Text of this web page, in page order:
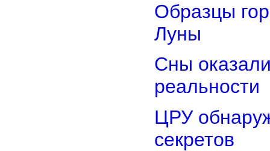
Образцы
Луны
Сны
реальности
ЦРУ
секретов